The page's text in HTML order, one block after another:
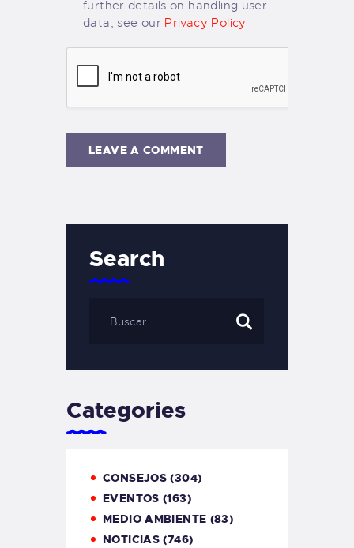
further details on handling user
data, see our Privacy Policy
Search
Categories
CONSEJOS (304)
EVENTOS (163)
MEDIO AMBIENTE (83)
NOTICIAS (746)